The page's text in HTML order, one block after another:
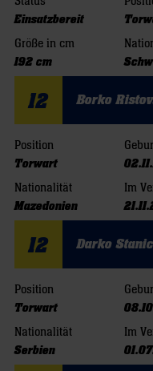
Einsatzbereit
Größe in cm
192 cm
12 Borko
Position
Torwart
Nationalität
Mazedonien
Im
12 Darko Stanic
Position
Torwart
Nationalität
Serbien
Im